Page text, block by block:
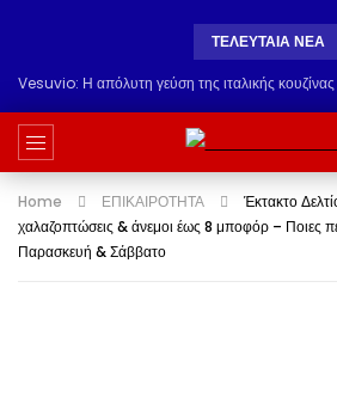
ΤΕΛΕΥΤΑΊΑ ΝΈΑ
Home ΕΠΙΚΑΙΡΟΤΗΤΑ
Έκτακτο
χαλαζοπτώσεις & άνεμοι έως 8 μποφόρ – Ποιες
Παρασκευή & Σάββατο